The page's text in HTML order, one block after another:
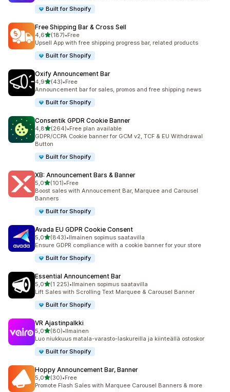
Built for Shopify
Free Shipping Bar & Cross Sell
4,6/ 5 tähteä
(187)
187 arvostelua yhteensä
•Free
Upsell App with free shipping progress bar, related products
Built for Shopify
Oxify Announcement Bar
4,9/ 5 tähteä
(43)
43 arvostelua yhteensä
•Free
Announcement bar for sales, promos and free shipping news
Built for Shopify
Consentik GPDR Cookie Banner
4,8/ 5 tähteä
(264)
264 arvostelua yhteensä
•Free plan available
GDPR/CCPA Cookie banner for GCM v2, TCF & EU Withdrawal
Button
Built for Shopify
XB: Announcement Bars & Banner
5,0/ 5 tähteä
(101)
101 arvostelua yhteensä
•Free
Boost sales with Annoucement Bar, Marquee and Carousel
Banners
Built for Shopify
Avada EU GDPR Cookie Consent
5,0/ 5 tähteä
(843)
843 arvostelua yhteensä
•Ilmainen sopimus saatavilla
Ensure GDPR compliance with a cookie banner for your store
Built for Shopify
Essential Announcement Bar
5,0/ 5 tähteä
(1 225)
1225 arvostelua yhteensä
•Ilmainen sopimus saatavilla
Lift Sales with Scrolling Text Marquee & Carousel Banner
Built for Shopify
VR Ajastinpalkki
5,0/ 5 tähteä
(80)
80 arvostelua yhteensä
•Ilmainen
Luo niukkuus matala-varasto-laskureilla ja kiinteällä ostoskor
Built for Shopify
Hoppy Announcement Bar, Banner
5,0/ 5 tähteä
(30)
30 arvostelua yhteensä
•Free
Promote Flash Sales with Marquee Carousel Banners & more